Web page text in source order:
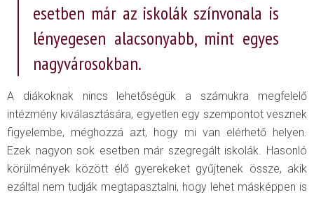
esetben már az iskolák színvonala is
lényegesen alacsonyabb, mint egyes
nagyvárosokban.
A diákoknak nincs lehetőségük a számukra megfelelő
intézmény kiválasztására, egyetlen egy szempontot vesznek
figyelembe, méghozzá azt, hogy mi van elérhető helyen.
Ezek nagyon sok esetben már szegregált iskolák. Hasonló
körülmények között élő gyerekeket gyűjtenek össze, akik
ezáltal nem tudják megtapasztalni, hogy lehet másképpen is